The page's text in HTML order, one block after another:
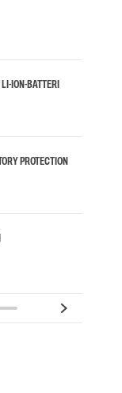
ION-BATTERI
PROTECTION